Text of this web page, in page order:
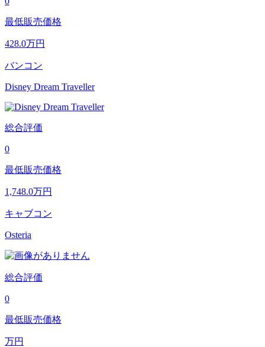
最低販売価格
428.0万円
バンコン
Disney Dream Traveller
総合評価
0
最低販売価格
1,748.0万円
キャブコン
Osteria
総合評価
0
最低販売価格
万円